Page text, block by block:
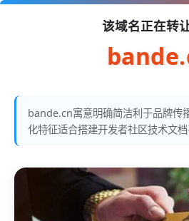
该域名正在转
bande.cn寓意明确简洁利于品牌传
化特征适合搭建开发者社区技术文